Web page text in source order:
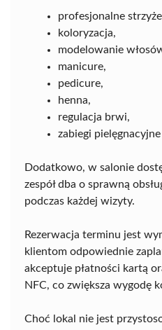
profesjonalne
koloryzacja,
modelowanie
manicure,
pedicure,
henna,
regulacja brwi,
zabiegi
Dodatkowo, w salonie
zespół dba o sprawną
podczas każdej wizyty.
Rezerwacja terminu jest
klientom odpowiednie
akceptuje płatności kartą
NFC, co zwiększa wygodę
Choć lokal nie jest